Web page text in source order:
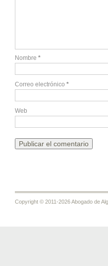
Nombre *
Correo electrónico *
Web
Copyright © 2011-2026 Abogado de